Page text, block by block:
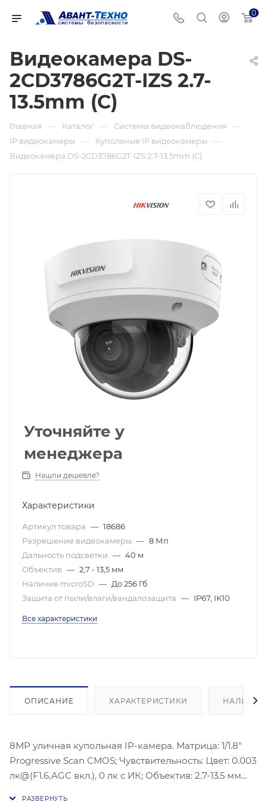
0
Видеокамера DS-
2CD3786G2T-IZS 2.7-
13.5mm (C)
Главная — Каталог — Системы видеонаблюдения —
IP видеокамеры — Купольные IP видеокамеры —
Видеокамера DS-2CD3786G2T-IZS 2.7-13.5mm (C)
Уточняйте у
менеджера
Нашли дешевле?
Характеристики
Артикул товара — 18686
Разрешение видеокамеры — 8 Мп
Дальность подсветки — 40 м
Объектив — 2,7 - 13,5 мм
Наличие microSD — До 256 Гб
Защита от пыли/влаги/вандалозащита — IP67, IK10
Все характеристики
ОПИСАНИЕ ХАРАКТЕРИСТИКИ НАЛИЧИЕ
8МР уличная купольная IP-камера. Матрица: 1/1.8"
Progressive Scan CMOS; Чувствительность: Цвет: 0.003
лк@(F1.6,AGC вкл.), 0 лк с ИК; Объектив: 2.7-13.5 мм